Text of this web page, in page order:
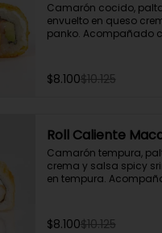
Camarón cocido,
envuelto en queso
panko. Acompañado
$8.100$10.125
Roll Caliente
Camarón tempura,
crema y salsa spicy
en tempura.
$8.100$10.125